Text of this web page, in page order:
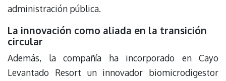
administración pública.
La innovación como aliada en la transición
circular
Además, la compañía ha incorporado en Cayo
Levantado Resort un innovador biomicrodigestor